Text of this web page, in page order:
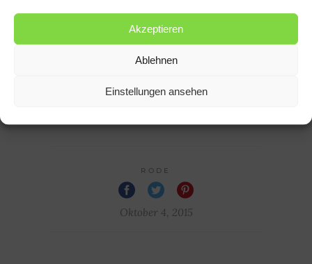
Akzeptieren
Ablehnen
Einstellungen ansehen
muitas situações inusitadas, o
que requer muito bom humor
das duas partes...
WEITERLESEN
RODE
Oktober 4, 2015